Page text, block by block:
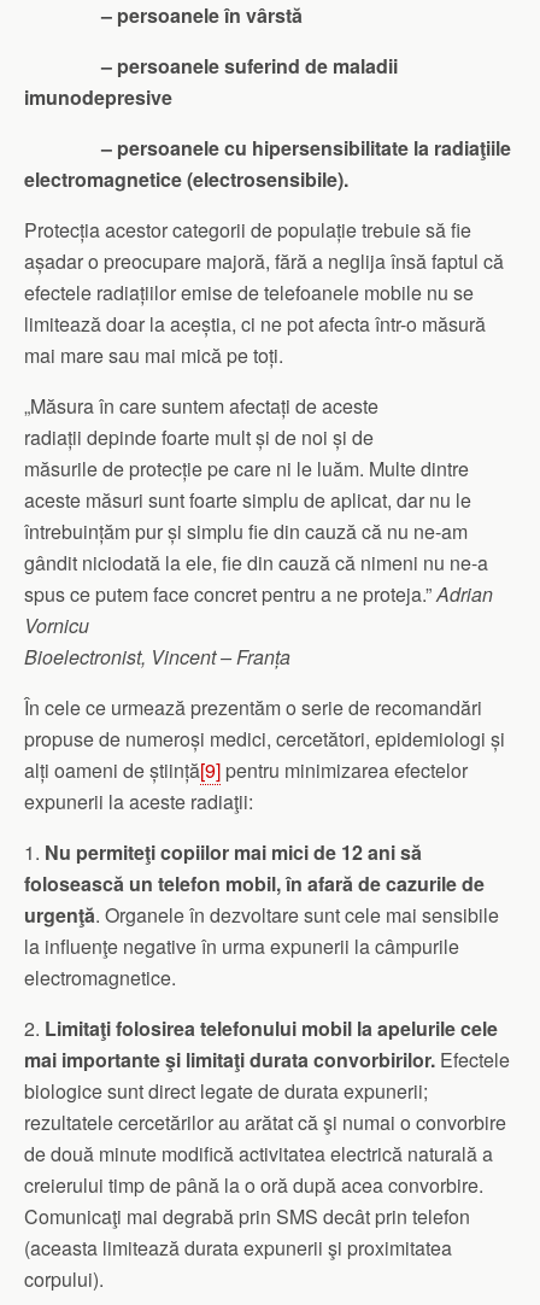
– persoanele în vârstă
– persoanele suferind de maladii
imunodepresive
– persoanele cu hipersensibilitate la radiaţiile
electromagnetice (electrosensibile).
Protecția acestor categorii de populație trebuie să fie
așadar o preocupare majoră, fără a neglija însă faptul că
efectele radiațiilor emise de telefoanele mobile nu se
limitează doar la aceștia, ci ne pot afecta într-o măsură
mai mare sau mai mică pe toți.
„Măsura în care suntem afectați de aceste
radiații depinde foarte mult și de noi și de
măsurile de protecție pe care ni le luăm. Multe dintre
aceste măsuri sunt foarte simplu de aplicat, dar nu le
întrebuințăm pur și simplu fie din cauză că nu ne-am
gândit niciodată la ele, fie din cauză că nimeni nu ne-a
spus ce putem face concret pentru a ne proteja.”Adrian
Vornicu
Bioelectronist, Vincent – Franța
În cele ce urmează prezentăm o serie de recomandări
propuse de numeroși medici, cercetători, epidemiologi și
alți oameni de știință[9] pentru minimizarea efectelor
expunerii la aceste radiaţii:
1. Nu permiteţi copiilor mai mici de 12 ani să
folosească un telefon mobil, în afară de cazurile de
urgenţă. Organele în dezvoltare sunt cele mai sensibile
la influenţe negative în urma expunerii la câmpurile
electromagnetice.
2. Limitaţi folosirea telefonului mobil la apelurile cele
mai importante şi limitaţi durata convorbirilor. Efectele
biologice sunt direct legate de durata expunerii;
rezultatele cercetărilor au arătat că şi numai o convorbire
de două minute modifică activitatea electrică naturală a
creierului timp de până la o oră după acea convorbire.
Comunicaţi mai degrabă prin SMS decât prin telefon
(aceasta limitează durata expunerii şi proximitatea
corpului).